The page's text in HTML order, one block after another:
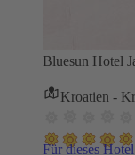
Bluesun Hotel
Kroatien -
Für dieses